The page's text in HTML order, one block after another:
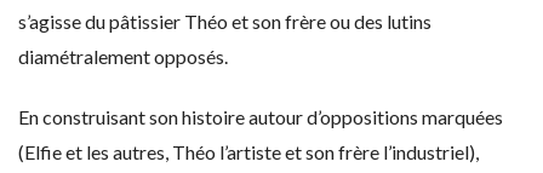
s’agisse du pâtissier Théo et son frère ou des lutins
diamétralement opposés.
En construisant son histoire autour d’oppositions marquées
(Elfie et les autres, Théo l’artiste et son frère l’industriel),